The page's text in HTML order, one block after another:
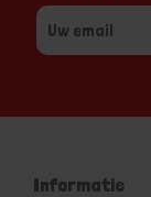
Informatie